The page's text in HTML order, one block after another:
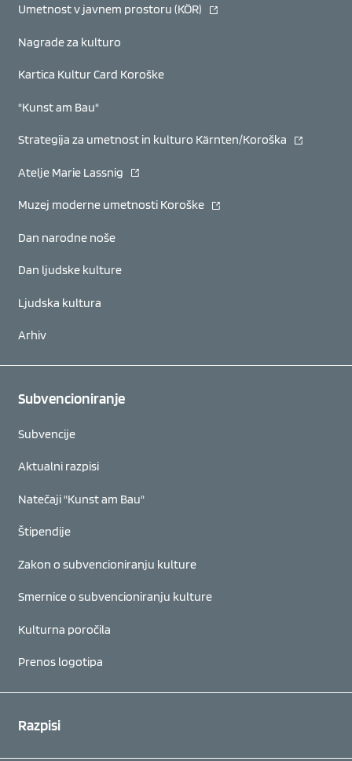
Umetnost v javnem prostoru (KÖR) (se odpre v novem oknu)
Nagrade za kulturo
Kartica Kultur Card Koroške
"Kunst am Bau"
Strategija za umetnost in kulturo Kärnten/Koroška (se odpre
Atelje Marie Lassnig (se odpre v novem oknu)
Muzej moderne umetnosti Koroške (se odpre v novem oknu)
Dan narodne noše
Dan ljudske kulture
Ljudska kultura
Arhiv
Subvencioniranje
Subvencije
Aktualni razpisi
Natečaji "Kunst am Bau"
Štipendije
Zakon o subvencioniranju kulture
Smernice o subvencioniranju kulture
Kulturna poročila
Prenos logotipa
Razpisi